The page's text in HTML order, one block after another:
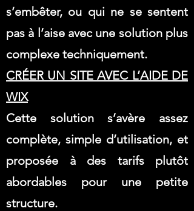
s’embêter, ou qui ne se sentent
pas à l’aise avec une solution plus
complexe techniquement.
CRÉER UN SITE AVEC L’AIDE DE
WIX
Cette solution s’avère assez
complète, simple d’utilisation, et
proposée à des tarifs plutôt
abordables pour une petite
structure.